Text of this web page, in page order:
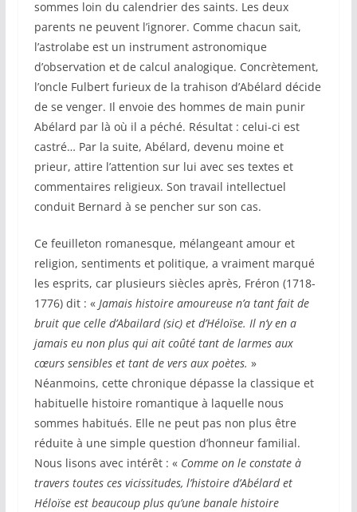
sommes loin du calendrier des saints. Les deux
parents ne peuvent l’ignorer. Comme chacun sait,
l’astrolabe est un instrument astronomique
d’observation et de calcul analogique. Concrètement,
l’oncle Fulbert furieux de la trahison d’Abélard décide
de se venger. Il envoie des hommes de main punir
Abélard par là où il a péché. Résultat : celui-ci est
castré… Par la suite, Abélard, devenu moine et
prieur, attire l’attention sur lui avec ses textes et
commentaires religieux. Son travail intellectuel
conduit Bernard à se pencher sur son cas.
Ce feuilleton romanesque, mélangeant amour et
religion, sentiments et politique, a vraiment marqué
les esprits, car plusieurs siècles après, Fréron (1718-
1776) dit : « Jamais histoire amoureuse n’a tant fait de
bruit que celle d’Abailard (sic) et d’Héloïse. Il n’y en a
jamais eu non plus qui ait coûté tant de larmes aux
cœurs sensibles et tant de vers aux poètes. »
Néanmoins, cette chronique dépasse la classique et
habituelle histoire romantique à laquelle nous
sommes habitués. Elle ne peut pas non plus être
réduite à une simple question d’honneur familial.
Nous lisons avec intérêt : « Comme on le constate à
travers toutes ces vicissitudes, l’histoire d’Abélard et
Héloïse est beaucoup plus qu’une banale histoire